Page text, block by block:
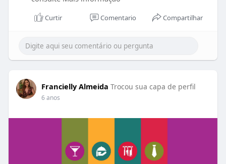
Acesse: www.seuchef.com.br
ou pode me
Curtir Comentario Compartilhar
Francielly Almeida Trocou sua capa de perfil
6 anos